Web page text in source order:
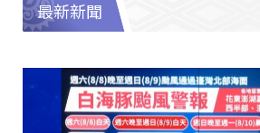
最新新聞